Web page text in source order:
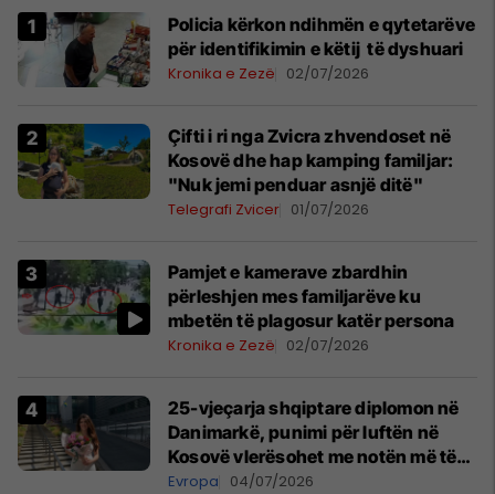
Policia kërkon ndihmën e qytetarëve
për identifikimin e këtij të dyshuari
Kronika e Zezë 02/07/2026
Çifti i ri nga Zvicra zhvendoset në
Kosovë dhe hap kamping familjar:
"Nuk jemi penduar asnjë ditë"
Telegrafi Zvicer 01/07/2026
Pamjet e kamerave zbardhin
përleshjen mes familjarëve ku
mbetën të plagosur katër persona
Kronika e Zezë 02/07/2026
25-vjeçarja shqiptare diplomon në
Danimarkë, punimi për luftën në
Kosovë vlerësohet me notën më të
lartë
Evropa 04/07/2026